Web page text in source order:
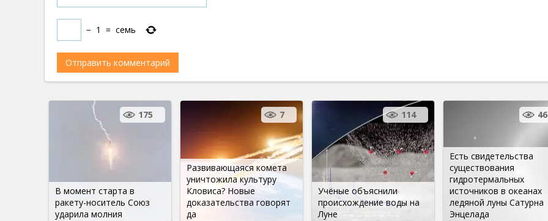
− 1 = семь
В момент старта в
ракету-носитель Союз
ударила молния
175
Развивающаяся комета
уничтожила культуру
Кловиса? Новые
доказательства говорят
да
7
Учёные объяснили
происхождение воды на
Луне
114
Есть свидетельства
существования
гидротермальных
источников в океанах
ледяной луны Сатурна
Энцелада
46